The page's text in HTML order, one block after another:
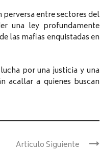
perversa entre sectores del
una ley profundamente
las mafias enquistadas en
por una justicia y una
acallar a quienes buscan
Articulo Siguiente